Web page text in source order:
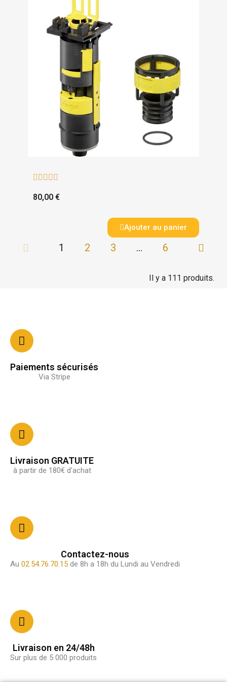
    
80,00 €
Ajouter au panier
1 2 3 … 6
Il y a 111 produits.
Paiements sécurisés
Via Stripe
Livraison GRATUITE
à partir de 180€ d'achat
Contactez-nous
Au 02.54.76.70.15 de 8h a 18h du Lundi au Vendredi
Livraison en 24/48h
Sur plus de 5 000 produits